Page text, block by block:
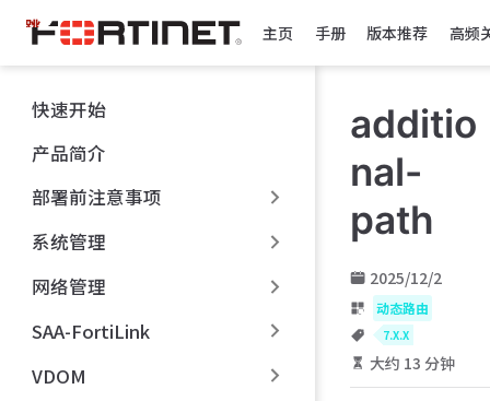
跳
至
主
內
容
主页 手册 版本推荐 高频
快速开始
产品简介
部署前注意事项
系统管理
网络管理
SAA-FortiLink
VDOM
additio
nal-
path
2025/12/2
动态路由
7.X.X
大约 13 分钟